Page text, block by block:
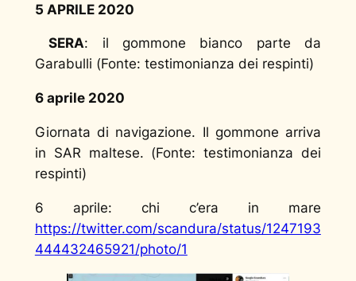
5 APRILE 2020
SERA: il gommone bianco parte da
Garabulli (Fonte: testimonianza dei respinti)
6 aprile 2020
Giornata di navigazione. Il gommone arriva
in SAR maltese. (Fonte: testimonianza dei
respinti)
6 aprile: chi c’era in mare
https://twitter.com/scandura/status/1247193
444432465921/photo/1